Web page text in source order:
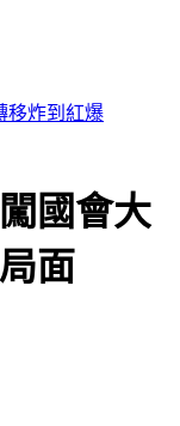
〉全場狂叫
國會大
面